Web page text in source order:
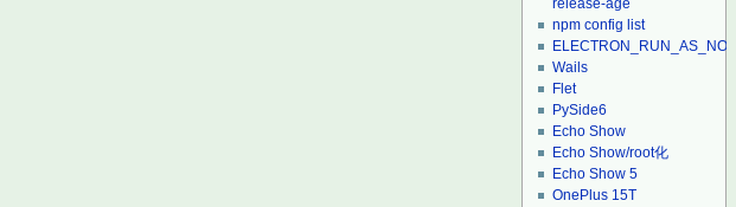
release-age
npm config list
Wails
Flet
PySide6
Echo Show
Echo Show/root化
Echo Show 5
OnePlus 15T